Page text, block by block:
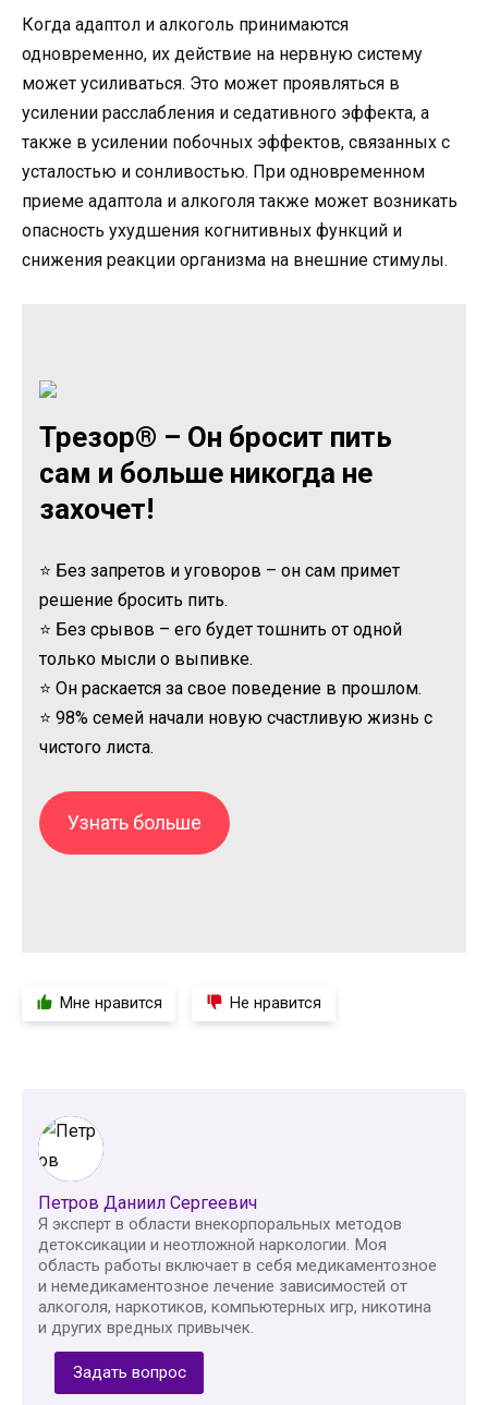
Когда адаптол и алкоголь принимаются
одновременно, их действие на нервную систему
может усиливаться. Это может проявляться в
усилении расслабления и седативного эффекта, а
также в усилении побочных эффектов, связанных с
усталостью и сонливостью. При одновременном
приеме адаптола и алкоголя также может возникать
опасность ухудшения когнитивных функций и
снижения реакции организма на внешние стимулы.
Трезор® – Он бросит пить
сам и больше никогда не
захочет!
⭐ Без запретов и уговоров – он сам примет
решение бросить пить.
⭐ Без срывов – его будет тошнить от одной
только мысли о выпивке.
⭐ Он раскается за свое поведение в прошлом.
⭐ 98% семей начали новую счастливую жизнь с
чистого листа.
Узнать больше
Мне нравится Не нравится
Петров Даниил Сергеевич
Я эксперт в области внекорпоральных методов
детоксикации и неотложной наркологии. Моя
область работы включает в себя медикаментозное
и немедикаментозное лечение зависимостей от
алкоголя, наркотиков, компьютерных игр, никотина
и других вредных привычек.
Задать вопрос